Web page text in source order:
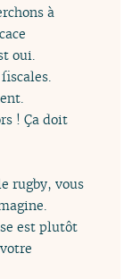
à
oui.
! Ça doit
rugby, vous
est plutôt